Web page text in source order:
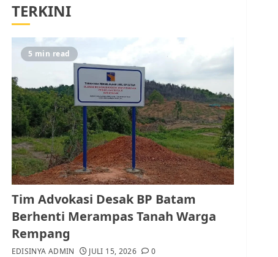
5 JULI 15, 2026
1
Pemko Batam Tegaskan
RT dan RW bukan Petugas
Pendataan dan
Pemungutan Pajak
AGUSTUS 1, 2026 0
2
Kader Pajak jadi
Penghubung Pemerintah
dan Masyarakat di
Lingkungan RT/RW
TERKINI
5 min read
Tim Advokasi Desak BP Batam
Berhenti Merampas Tanah Warga
Rempang
EDISINYA ADMIN JULI 15, 2026 0